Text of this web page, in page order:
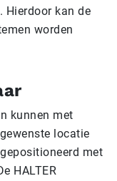
Hierdoor kan de
worden
kunnen met
locatie
met
HALTER